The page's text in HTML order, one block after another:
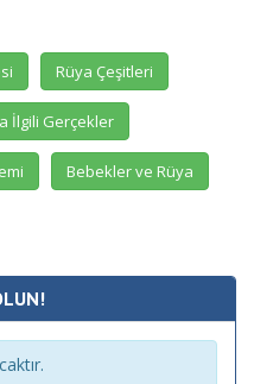
Rüya Çeşitleri
İlgili Gerçekler
Bebekler ve Rüya